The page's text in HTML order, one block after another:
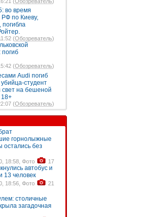
во время
РФ по Киеву,
погибла
(Обозреватель)
(Обозреватель)
Audi погиб
студент
свет на бешеной
18+
(Обозреватель)
горнолыжные
остались без
18:58, Фото 17
автобус и
13 человек
18:56, Фото 21
столичные
загадочная